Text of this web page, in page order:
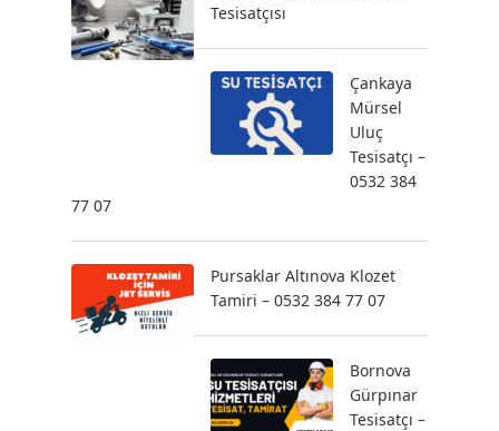
Tesisatçısı
Çankaya
Mürsel
Uluç
Tesisatçı –
0532 384
77 07
Pursaklar Altınova Klozet
Tamiri – 0532 384 77 07
Bornova
Gürpınar
Tesisatçı –